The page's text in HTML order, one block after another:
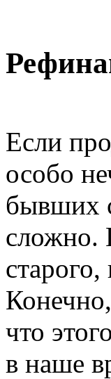
Если
особо
бывших
сложно.
что
в наше